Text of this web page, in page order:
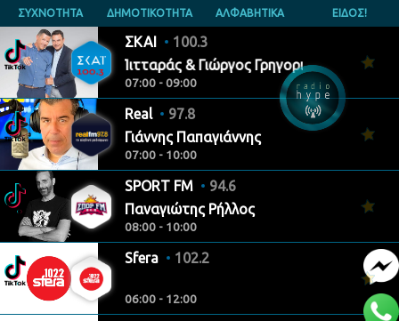
ΣΥΧΝΟΤΗΤΑ ΔΗΜΟΤΙΚΟΤΗΤΑ ΑΛΦΑΒΗΤΙΚΑ ΕΙΔΟΣ!
ΣΚΑΙ
100.3
Γιάννης Πιτταράς & Γιώργος Γρηγοριάδης
07:00 - 09:00
Real
97.8
Γιάννης Παπαγιάννης
07:00 - 10:00
SPORT FM
94.6
Παναγιώτης Ρήλλος
08:00 - 10:00
Sfera 102.2
06:00 - 12:00